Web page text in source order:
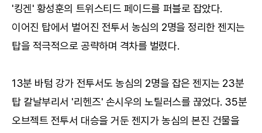
'킹겐' 황성훈의 트위스티드 페이드를 퍼블로 잡았다.
이어진 탑에서 벌어진 전투서 농심의 2명을 정리한 젠지는
탑을 적극적으로 공략하며 격차를 벌렸다.
13분 바텀 강가 전투서도 농심의 2명을 잡은 젠지는 23분
탑 칼날부리서 '리헨즈' 손시우의 노틸러스를 끊었다. 35분
오브젝트 전투서 대승을 거둔 젠지가 농심의 본진 건물을